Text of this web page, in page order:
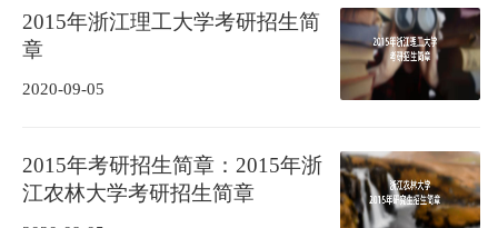
2015年浙江理工大学考研招生简
章
2020-09-05
2015年考研招生简章：2015年浙
江农林大学考研招生简章